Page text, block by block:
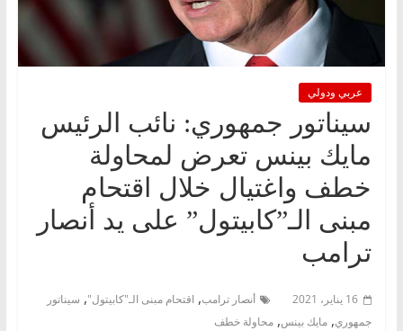
عربي ودولي
سيناتور جمهوري: نائب الرئيس
مايك بينس تعرض لمحاولة
خطف واغتيال خلال اقتحام
مبنى الـ”كابيتول” على يد أنصار
ترامب
16 يناير، 2021 أنصار ترامب, اقتحام مبنى الـ"كابيتول", سيناتور
جمهوري, مايك بينس, محاولة خطف